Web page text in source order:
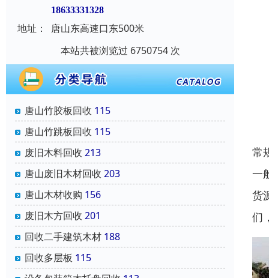
18633331328
地址：
唐山东高速口东500米
本站共被浏览过 6750754 次
唐山竹胶板回收 115
唐山竹跳板回收 115
废旧木料回收 213
唐山废旧木材回收 203
唐山木材收购 156
废旧木方回收 201
回收二手建筑木材 188
回收多层板 115
常
一
货
们